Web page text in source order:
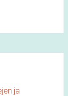
ja